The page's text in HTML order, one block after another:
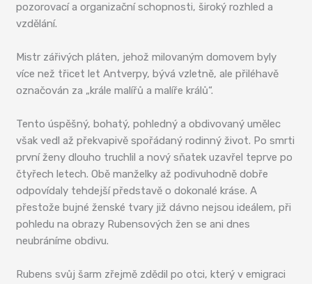
pozorovací a organizační schopnosti, široký rozhled a
vzdělání.
Mistr zářivých pláten, jehož milovaným domovem byly
více než třicet let Antverpy, bývá vzletně, ale přiléhavě
označován za „krále malířů a malíře králů“.
Tento úspěšný, bohatý, pohledný a obdivovaný umělec
však vedl až překvapivě spořádaný rodinný život. Po smrti
první ženy dlouho truchlil a nový sňatek uzavřel teprve po
čtyřech letech. Obě manželky až podivuhodně dobře
odpovídaly tehdejší představě o dokonalé kráse. A
přestože bujné ženské tvary již dávno nejsou ideálem, při
pohledu na obrazy Rubensových žen se ani dnes
neubráníme obdivu.
Rubens svůj šarm zřejmě zdědil po otci, který v emigraci